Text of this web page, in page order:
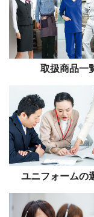
取扱商品一
ユニフォームの